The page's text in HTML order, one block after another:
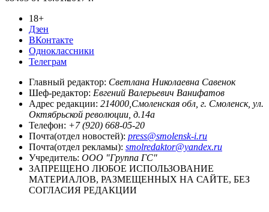
18+
Дзен
ВКонтакте
Одноклассники
Телеграм
Главный редактор: Светлана Николаевна Савенок
Шеф-редактор: Евгений Валерьевич Ванифатов
Адрес редакции: 214000,Смоленская обл, г. Смоленск, ул.
Октябрьской революции, д.14а
Телефон: +7 (920) 668-05-20
Почта(отдел новостей): press@smolensk-i.ru
Почта(отдел рекламы): smolredaktor@yandex.ru
Учредитель: ООО "Группа ГС"
ЗАПРЕЩЕНО ЛЮБОЕ ИСПОЛЬЗОВАНИЕ
МАТЕРИАЛОВ, РАЗМЕЩЕННЫХ НА САЙТЕ, БЕЗ
СОГЛАСИЯ РЕДАКЦИИ